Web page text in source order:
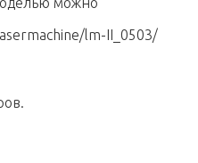
lm-II_0503/